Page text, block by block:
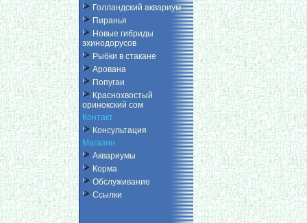
Голландский аквариум
Пиранья
Новые гибриды
эхинодорусов
Рыбки в стакане
Арована
Попугаи
Краснохвостый
оринокский сом
Контакт
Консультация
Магазин
Аквариумы
Корма
Обслуживание
Ссылки